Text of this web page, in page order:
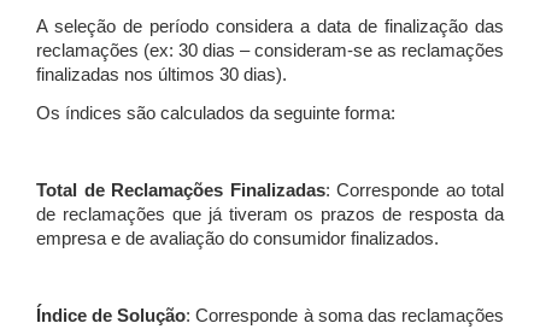
A seleção de período considera a data de finalização das
reclamações (ex: 30 dias – consideram-se as reclamações
finalizadas nos últimos 30 dias).
Os índices são calculados da seguinte forma:
Total de Reclamações Finalizadas: Corresponde ao total
de reclamações que já tiveram os prazos de resposta da
empresa e de avaliação do consumidor finalizados.
Índice de Solução: Corresponde à soma das reclamações